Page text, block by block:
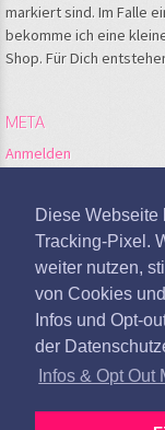
Diese Webseite
Tracking-Pixel.
weiter nutzen,
von Cookies
Infos und Opt-
der
Infos & Opt Out
markiert sind. Im Falle
bekomme ich eine
Shop. Für Dich
META
Anmelden
Kommentare-Feed
Google Analytics